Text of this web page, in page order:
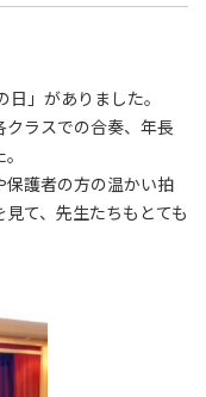
」がありました。
ラスでの合奏、年長
保護者の方の温かい拍
て、先生たちもとても